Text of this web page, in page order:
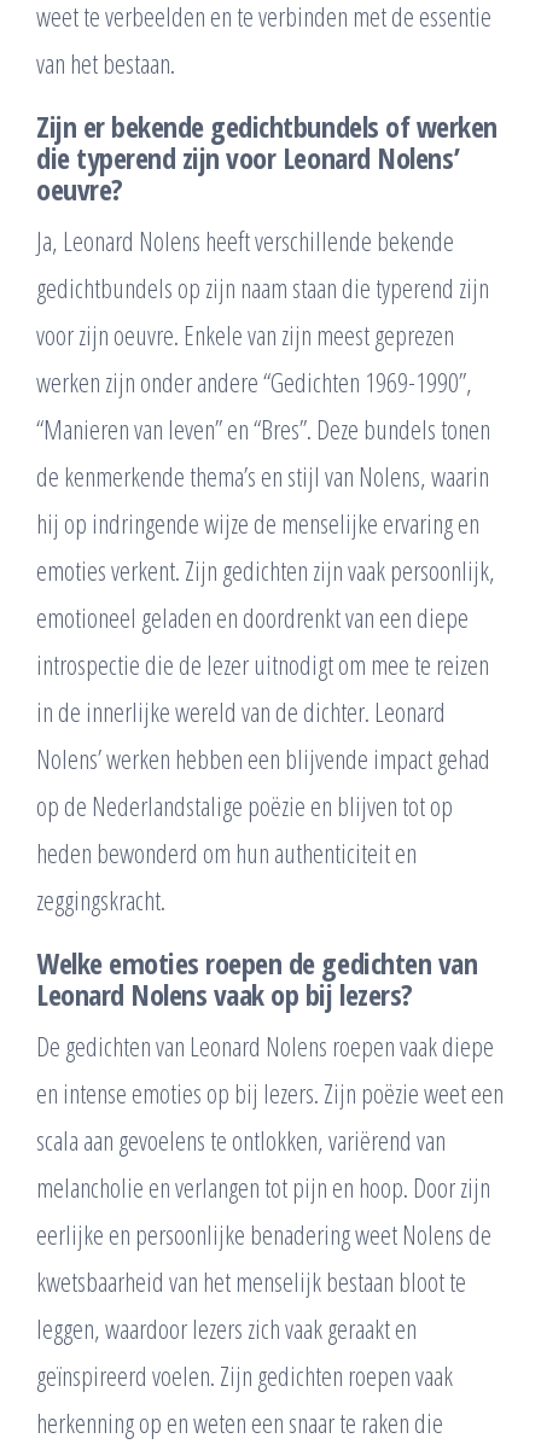
weet te verbeelden en te verbinden met de essentie
van het bestaan.
Zijn er bekende gedichtbundels of werken
die typerend zijn voor Leonard Nolens’
oeuvre?
Ja, Leonard Nolens heeft verschillende bekende
gedichtbundels op zijn naam staan die typerend zijn
voor zijn oeuvre. Enkele van zijn meest geprezen
werken zijn onder andere “Gedichten 1969-1990”,
“Manieren van leven” en “Bres”. Deze bundels tonen
de kenmerkende thema’s en stijl van Nolens, waarin
hij op indringende wijze de menselijke ervaring en
emoties verkent. Zijn gedichten zijn vaak persoonlijk,
emotioneel geladen en doordrenkt van een diepe
introspectie die de lezer uitnodigt om mee te reizen
in de innerlijke wereld van de dichter. Leonard
Nolens’ werken hebben een blijvende impact gehad
op de Nederlandstalige poëzie en blijven tot op
heden bewonderd om hun authenticiteit en
zeggingskracht.
Welke emoties roepen de gedichten van
Leonard Nolens vaak op bij lezers?
De gedichten van Leonard Nolens roepen vaak diepe
en intense emoties op bij lezers. Zijn poëzie weet een
scala aan gevoelens te ontlokken, variërend van
melancholie en verlangen tot pijn en hoop. Door zijn
eerlijke en persoonlijke benadering weet Nolens de
kwetsbaarheid van het menselijk bestaan bloot te
leggen, waardoor lezers zich vaak geraakt en
geïnspireerd voelen. Zijn gedichten roepen vaak
herkenning op en weten een snaar te raken die